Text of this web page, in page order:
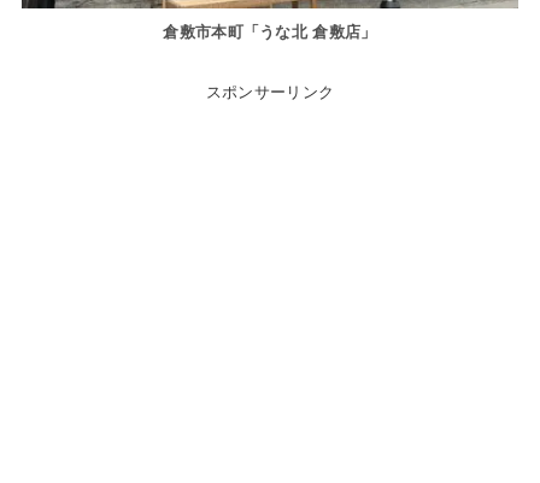
倉敷市本町「うな北 倉敷店」
スポンサーリンク